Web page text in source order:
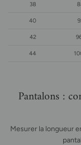
38
40
42
44
Pantalons :
Mesurer la longueur